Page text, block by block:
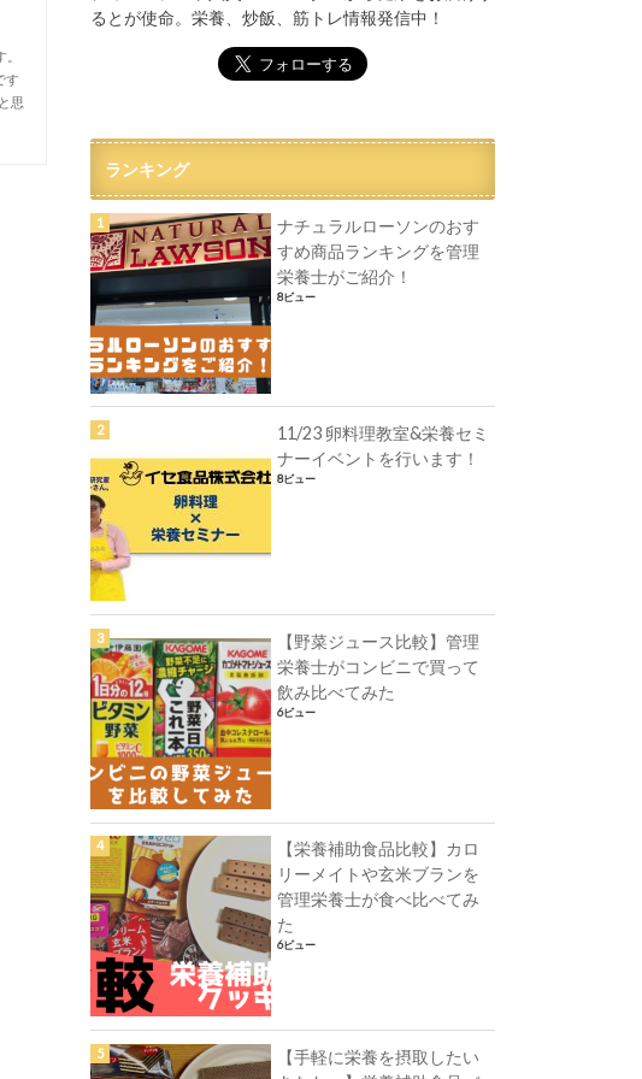
す
思
るとが使命。栄養、炒飯、筋トレ情報発信中！
ランキング
ナチュラルローソンのおす
すめ商品ランキングを管理
栄養士がご紹介！
8ビュー
11/23 卵料理教室&栄養セミ
ナーイベントを行います！
8ビュー
【野菜ジュース比較】管理
栄養士がコンビニで買って
飲み比べてみた
6ビュー
【栄養補助食品比較】カロ
リーメイトや玄米ブランを
管理栄養士が食べ比べてみ
た
6ビュー
【手軽に栄養を摂取したい